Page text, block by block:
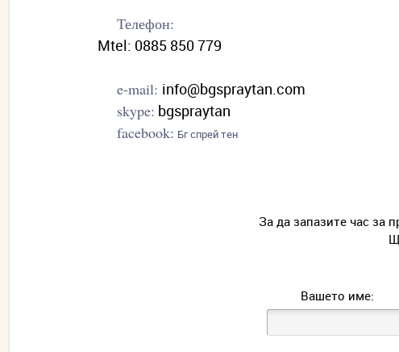
Телефон:
Mtel: 0885 850 779
e-mail: info@bgspraytan.com
skype: bgspraytan
facebook: Бг спрей тен
За да запазите час за
Вашето име: